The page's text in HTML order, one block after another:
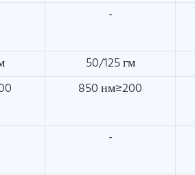
-
50/125 гм
850 нм≥200
-